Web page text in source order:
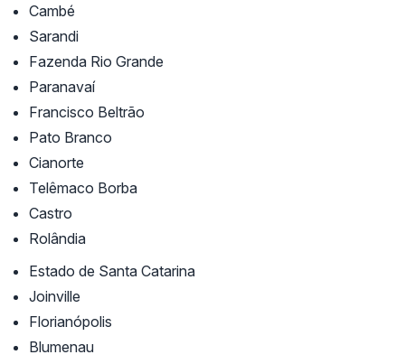
Cambé
Sarandi
Fazenda Rio Grande
Paranavaí
Francisco Beltrão
Pato Branco
Cianorte
Telêmaco Borba
Castro
Rolândia
Estado de Santa Catarina
Joinville
Florianópolis
Blumenau